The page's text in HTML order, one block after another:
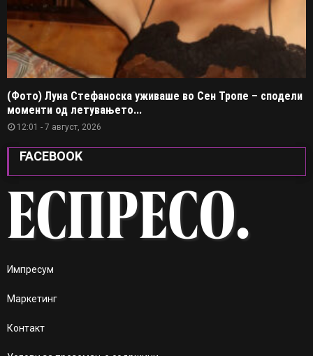
(Фото) Луна Стефаноска уживаше во Сен Тропе – сподели
моменти од летувањето...
12:01 - 7 август, 2026
FACEBOOK
Импресум
Маркетинг
Контакт